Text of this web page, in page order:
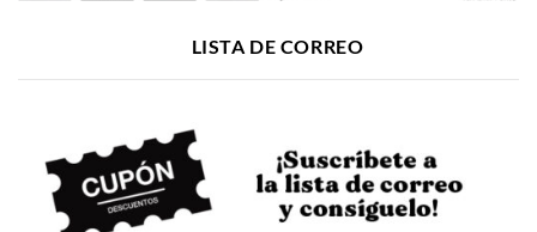
LISTA DE CORREO